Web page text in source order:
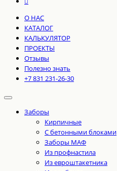
О НАС
КАТАЛОГ
КАЛЬКУЛЯТОР
ПРОЕКТЫ
Отзывы
Полезно знать
+7 831 231-26-30
Заборы
Кирпичные
С бетонными блоками
Заборы МАФ
Из профнастила
Из евроштакетника